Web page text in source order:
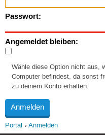
Passwort:
Angemeldet bleiben:
Wähle diese Option nicht aus,
Computer befindest, da sonst
zu deinem Konto erhalten.
Portal Anmelden